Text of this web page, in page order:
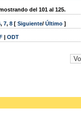
del 101 al 125.
, 7, 8 [ Siguiente/ Último ]
| ODT